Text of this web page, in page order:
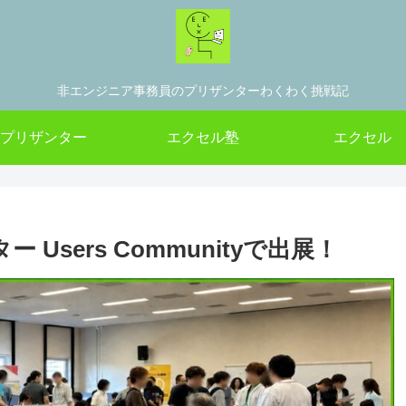
非エンジニア事務員のプリザンターわくわく挑戦記
プリザンター エクセル塾 エクセル
ー Users Communityで出展！